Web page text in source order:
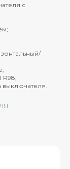
с
R98;